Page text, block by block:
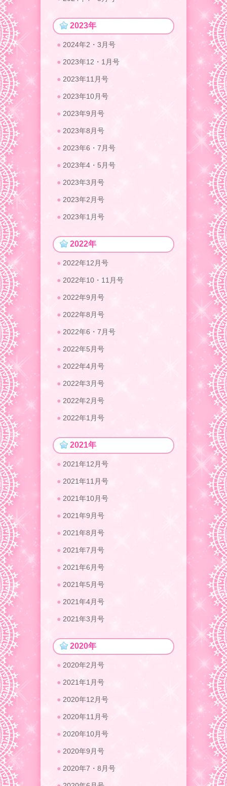
2023年
2024年2・3月号
2023年12・1月号
2023年11月号
2023年10月号
2023年9月号
2023年8月号
2023年6・7月号
2023年4・5月号
2023年3月号
2023年2月号
2023年1月号
2022年
2022年12月号
2022年10・11月号
2022年9月号
2022年8月号
2022年6・7月号
2022年5月号
2022年4月号
2022年3月号
2022年2月号
2022年1月号
2021年
2021年12月号
2021年11月号
2021年10月号
2021年9月号
2021年8月号
2021年7月号
2021年6月号
2021年5月号
2021年4月号
2021年3月号
2020年
2020年2月号
2021年1月号
2020年12月号
2020年11月号
2020年10月号
2020年9月号
2020年7・8月号